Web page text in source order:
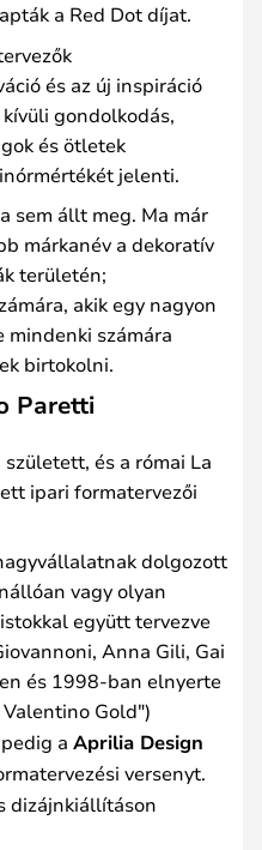
a Red Dot díjat.
és az új inspiráció
gondolkodás,
és ötletek
jelenti.
sem állt meg. Ma már
márkanév a dekoratív
területén;
akik egy nagyon
mindenki számára
birtokolni.
Paretti
és a római La
ipari formatervezői
dolgozott
vagy olyan
együtt tervezve
Anna Gili, Gai
és 1998-ban elnyerte
Valentino Gold")
a Aprilia Design
versenyt.
dizájnkiállításon